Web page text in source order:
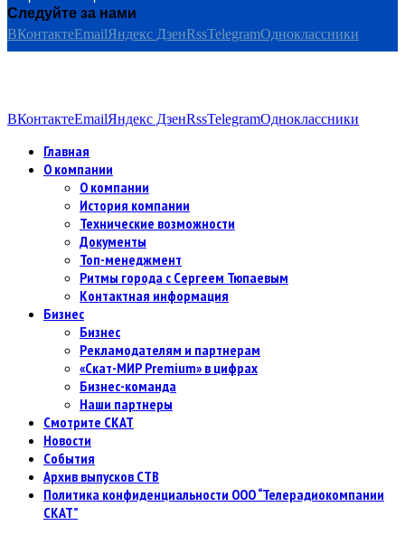
Следуйте за нами
ВКонтактеEmailЯндекс ДзенRssTelegramОдноклассники
ВКонтактеEmailЯндекс ДзенRssTelegramОдноклассники
Главная
О компании
О компании
История компании
Технические возможности
Документы
Топ-менеджмент
Ритмы города с Сергеем Тюпаевым
Контактная информация
Бизнес
Бизнес
Рекламодателям и партнерам
«Скат-МИР Premium» в цифрах
Бизнес-команда
Наши партнеры
Смотрите СКАТ
Новости
События
Архив выпусков СТВ
Политика конфиденциальности ООО “Телерадиокомпании
СКАТ”